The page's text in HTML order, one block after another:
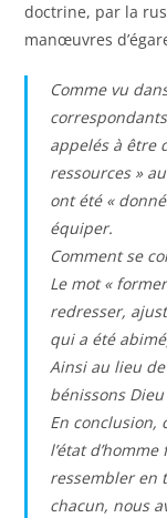
doctrine, par la
manœuvres
Comme vu
appelés à être
ressources »
ont été «
équiper.
Comment se
Le mot «
redresser,
qui a été
Ainsi au lieu
bénissons
En conclusion,
l’état
ressembler en
chacun, nous